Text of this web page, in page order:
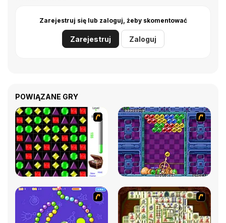
Zarejestruj się lub zaloguj, żeby skomentować
Zarejestruj Zaloguj
POWIĄZANE GRY